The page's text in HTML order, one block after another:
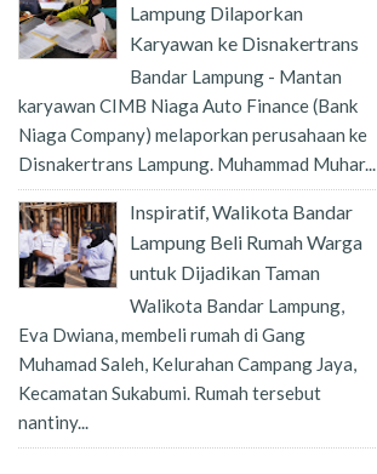
Lampung Dilaporkan
Karyawan ke Disnakertrans
Bandar Lampung - Mantan
karyawan CIMB Niaga Auto Finance (Bank
Niaga Company) melaporkan perusahaan ke
Disnakertrans Lampung. Muhammad Muhar...
Inspiratif, Walikota Bandar
Lampung Beli Rumah Warga
untuk Dijadikan Taman
Walikota Bandar Lampung,
Eva Dwiana, membeli rumah di Gang
Muhamad Saleh, Kelurahan Campang Jaya,
Kecamatan Sukabumi. Rumah tersebut
nantiny...